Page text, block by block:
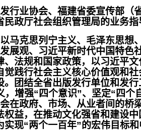
行业协会、福建省委宣传部（
政厅社会组织管理局的业务指
马克思列宁主义、毛泽东思想
展观、习近平新时代中国特色
、法规和国家政策，以习近平
觉践行社会主义核心价值观和
。团结全省出版发行单位和发
，增强“四个意识”、坚定“四个
在政府、市场、从业者间的桥
权益，在推动文化强省和建设
现“两个一百年”的宏伟目标